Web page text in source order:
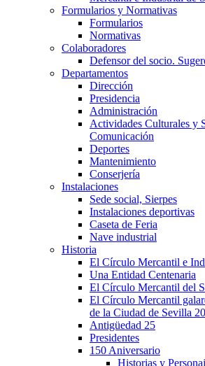
Formularios y Normativas
Formularios
Normativas
Colaboradores
Defensor del socio.
Departamentos
Dirección
Presidencia
Administración
Actividades Culturales y
Comunicación
Deportes
Mantenimiento
Conserjería
Instalaciones
Sede social, Sierpes
Instalaciones deportivas
Caseta de Feria
Nave industrial
Historia
El Círculo Mercantil e
Una Entidad Centenaria
El Círculo Mercantil del
El Círculo Mercantil
de la Ciudad de Sevilla
Antigüedad 25
Presidentes
150 Aniversario
Historias y